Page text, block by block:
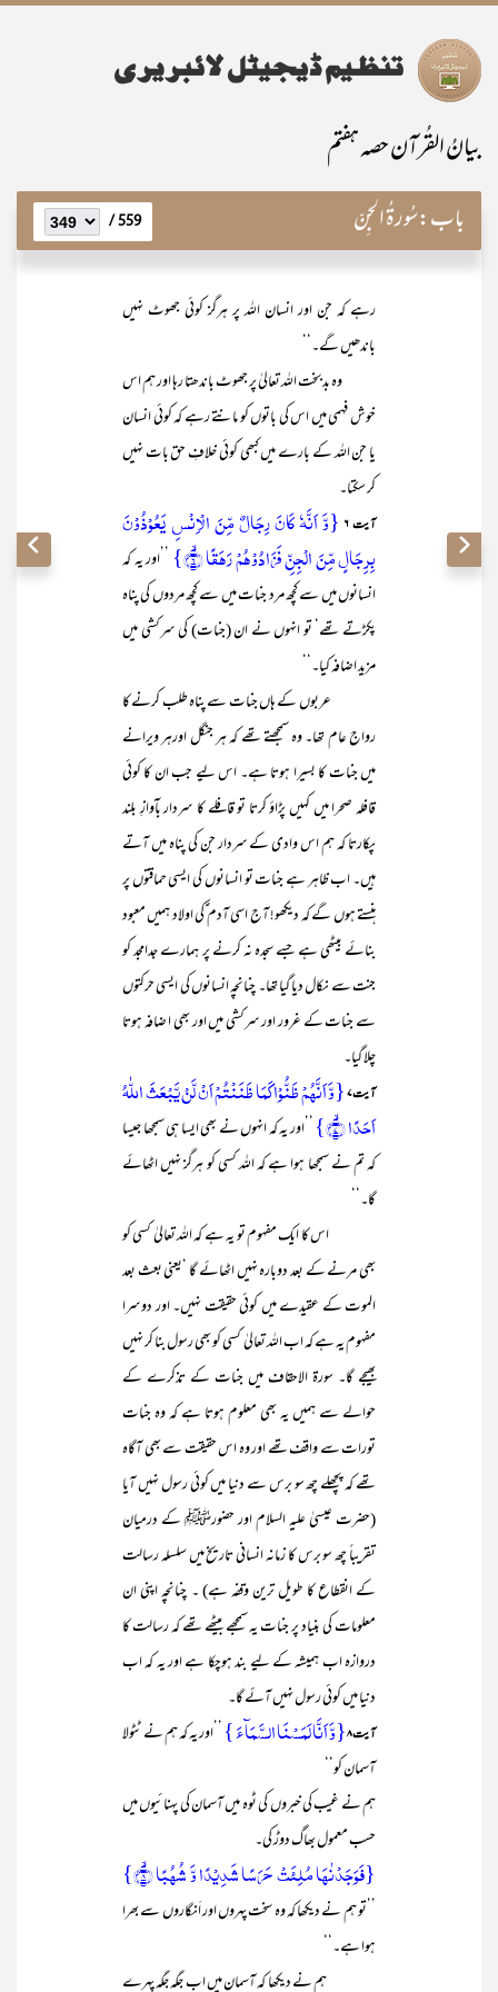
بیانُ القُرآن حصہ ہفتم
باب:سُورۃُ الْجِنّ 559 /
رہے کہ جن اور انسان اللہ پر ہرگز کوئی جھوٹ نہیں
باندھیں گے۔‘‘
وہ بدبخت اللہ تعالیٰ پر جھوٹ باندھتا رہا اور ہم اس
خوش فہمی میں اس کی باتوں کو مانتے رہے کہ کوئی انسان
یا جن اللہ کے بارے میں کبھی کوئی خلافِ حق بات نہیں
کر سکتا۔
آیت ۶ {وَّ اَنَّہٗ کَانَ رِجَالٌ مِّنَ الۡاِنۡسِ یَعُوۡذُوۡنَ
بِرِجَالٍ مِّنَ الۡجِنِّ فَزَادُوۡہُمۡ رَہَقًا ۙ﴿۶﴾}
’’اور یہ کہ
انسانوں میں سے کچھ مرد جنات میں سے کچھ مردوں کی پناہ
پکڑتے تھے‘ تو انہوں نے ان (جنات) کی سرکشی میں
مزید اضافہ کیا۔‘‘
عربوں کے ہاں جنات سے پناہ طلب کرنے کا
رواج عام تھا۔ وہ سمجھتے تھے کہ ہر جنگل اورہر ویرانے
میں جنات کا بسیرا ہوتا ہے۔ اس لیے جب ان کا کوئی
قافلہ صحرا میں کہیں پڑاؤ کرتا تو قافلے کا سردار بآوازِ بلند
پکارتا کہ ہم اس وادی کے سردار جن کی پناہ میں آتے
ہیں۔ اب ظاہر ہے جنات تو انسانوں کی ایسی حماقتوں پر
ہنستے ہوں گے کہ دیکھو! آج اسی آدم ؑکی اولاد ہمیں معبود
بنائے بیٹھی ہے جسے سجدہ نہ کرنے پر ہمارے جدامجد کو
جنت سے نکال دیا گیا تھا۔ چنانچہ انسانوں کی ایسی حرکتوں
سے جنات کے غرور اور سرکشی میں اور بھی ا ضافہ ہوتا
چلا گیا۔
آیت ۷ {وَّ اَنَّہُمۡ ظَنُّوۡا کَمَا ظَنَنۡتُمۡ اَنۡ لَّنۡ یَّبۡعَثَ اللّٰہُ
اَحَدًا ۙ﴿۷﴾}
’’اور یہ کہ انہوں نے بھی ایسا ہی سمجھا جیسا
کہ تم نے سمجھا ہوا ہے کہ اللہ کسی کو ہرگز نہیں اٹھائے
گا۔‘‘
اس کا ایک مفہوم تو یہ ہے کہ اللہ تعالیٰ کسی کو
بھی مرنے کے بعد دوبارہ نہیں اٹھائے گا ‘یعنی بعث بعد
الموت کے عقیدے میں کوئی حقیقت نہیں۔ اور دوسرا
مفہوم یہ ہے کہ اب اللہ تعالیٰ کسی کو بھی رسول بنا کر نہیں
بھیجے گا۔ سورۃ الاحقاف میں جنات کے تذکرے کے
حوالے سے ہمیں یہ بھی معلوم ہوتا ہے کہ وہ جنات
تورات سے واقف تھے اور وہ اس حقیقت سے بھی آگاہ
تھے کہ پچھلے چھ سو برس سے دنیا میں کوئی رسول نہیں آیا
(حضرت عیسیٰ علیہ السلام اور حضورﷺ کے درمیان
تقریباً چھ سو برس کا زمانہ انسانی تاریخ میں سلسلہ رسالت
کے انقطاع کا طویل ترین وقفہ ہے) ۔ چنانچہ اپنی ان
معلومات کی بنیاد پر جنات یہ سمجھے بیٹھے تھے کہ رسالت کا
دروازہ اب ہمیشہ کے لیے بند ہوچکا ہے اور یہ کہ اب
دنیا میں کوئی رسول نہیں آئے گا۔
آیت ۸ {وَّ اَنَّا لَمَسۡنَا السَّمَآءَ } ’’اور یہ کہ ہم نے ٹٹولا
آسمان کو‘‘
ہم نے غیب کی خبروں کی ٹوہ میں آسمان کی پہنائیوں میں
حسب معمول بھاگ دوڑ کی۔
{فَوَجَدۡنٰہَا مُلِئَتۡ حَرَسًا شَدِیۡدًا وَّ شُہُبًا ۙ﴿۸﴾}
’’تو ہم نے دیکھا کہ وہ سخت پہروں اور اَنگاروں سے بھرا
ہوا ہے۔‘‘
ہم نے دیکھا کہ آسمان میں اب جگہ جگہ پہرے